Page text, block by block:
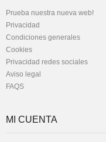
Prueba nuestra nueva web!
Privacidad
Condiciones generales
Cookies
Privacidad redes sociales
Aviso legal
FAQS
MI CUENTA